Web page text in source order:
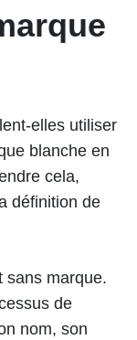
elles utiliser
blanche en
cela,
définition de
sans marque.
de
nom, son